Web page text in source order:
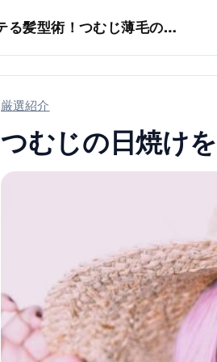
モテる髪型術！つむじ薄毛の隠し方
厳選紹介
つむじの日焼け